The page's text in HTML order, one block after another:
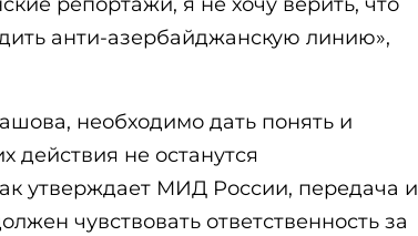
анти-азербайджанскую линию»,
необходимо дать понять и
действия не останутся
утверждает МИД России, передача и
чувствовать ответственность за